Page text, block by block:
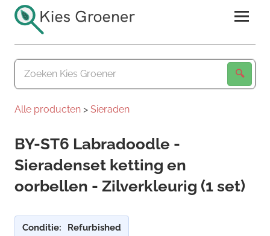
naar
inhoudKies
Groener
Alle producten > Sieraden
BY-ST6 Labradoodle -
Sieradenset ketting en
oorbellen - Zilverkleurig (1 set)
Conditie: Refurbished